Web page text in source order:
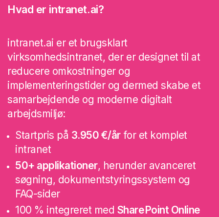
Hvad er intranet.ai?
intranet.ai er et brugsklart
virksomhedsintranet, der er designet til at
reducere omkostninger og
implementeringstider og dermed skabe et
samarbejdende og moderne digitalt
arbejdsmiljø:
Startpris på 3.950 €/årfor et komplet
intranet
50+ applikationer, herunder avanceret
søgning, dokumentstyringssystem og
FAQ-sider
100 % integreret med SharePoint Online